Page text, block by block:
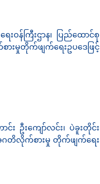
ဝန်ကြီးဌာန၊ ပြည်ထောင်စု
ားမှုတိုက်ဖျက်ရေးဥပဒေဖြင့်
း ဦးကျော်လင်း၊ ပဲခူးတိုင်း
တိလိုက်စားမှု တိုက်ဖျက်ရေး